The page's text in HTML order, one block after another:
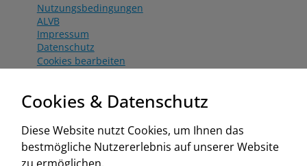
Nutzungsbedingungen
ALVB
Impressum
Datenschutz
Cookies bearbeiten
Aktionsbedingungen
www.worahnik.at
Zentrale Köttlach
Cookies & Datenschutz
Diese Website nutzt Cookies, um Ihnen das
bestmögliche Nutzererlebnis auf unserer Website